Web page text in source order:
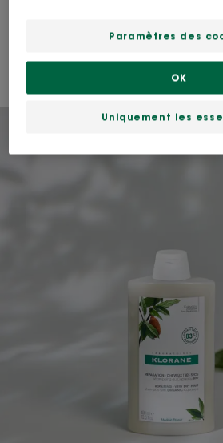
réparés en profondeur grâce
Cupuaçu BIO.
Paramètres des
Uniquement les
OK